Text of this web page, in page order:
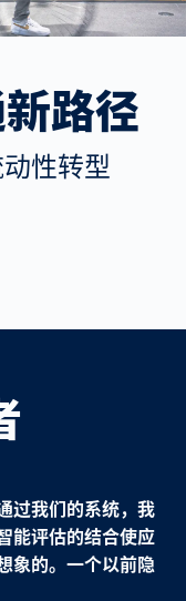
路径
性转型
过我们的系统，我
能评估的结合使应
象的。一个以前隐